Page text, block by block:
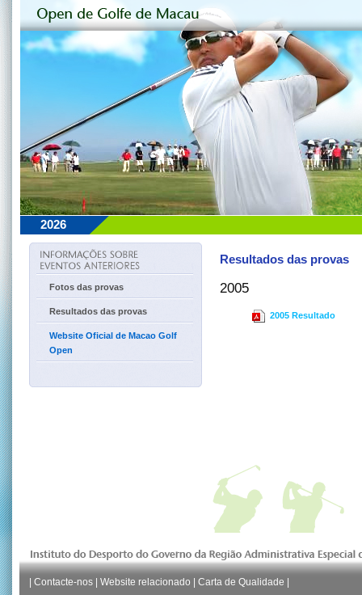
2026
Fotos das provas
Resultados das provas
Website Oficial de Macao Golf
Open
Resultados das provas
2005
2005 Resultado
Contacte-nos Website relacionado Carta de Qualidade